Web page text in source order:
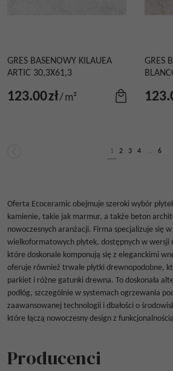
GRES BASENOWY KILAUEA
ARTIC 30,3X61,3
123.00zł/m²
GRES
1 2 3 4 ... 6
Oferta Ecoceramic obejmuje szeroki wybór
kamienie, takie jak marmur, a także beton
nowoczesnych aranżacji. Firma specjalizuje się
wielkoformatowych płytek, dostępnych w wersji
które doskonale komponują się z eleganckimi
oferuje również trwałe płytki drewnopodobne,
parkiet i różne gatunki drewna. To doskonała
podłóg, szczególnie w systemach ogrzewania
zaawansowanej technologii i dbałości o
które łączą nowoczesny design z
Producenci